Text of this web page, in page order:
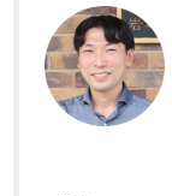
すべてのキッ
ズ
パジャマ